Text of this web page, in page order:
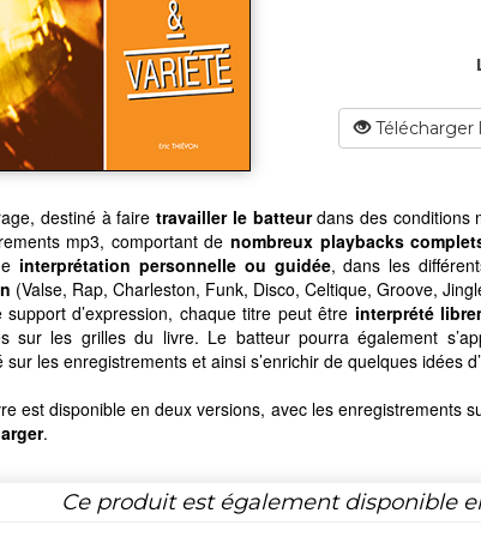
Télécharger
destiné à fairetravailler le batteurdans des conditions
mp3, comportant denombreux playbacks
interprétation personnelle ou guidée, dans les
(Valse, Rap, Charleston, Funk, Disco, Celtique, Groove,
support d’expression, chaque titre peut être interprété
sur les grilles du livre. Le batteur pourra également
sur les enregistrements et ainsi s’enrichir de quelques idées
est disponible en deux versions, avec les enregistrements
.
Ce produit est également disponible